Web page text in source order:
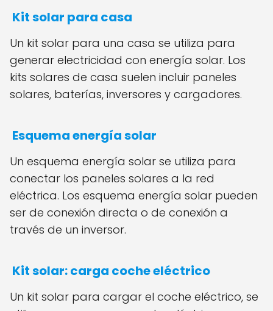
Kit solar para casa
Un kit solar para una casa se utiliza para
generar electricidad con energía solar. Los
kits solares de casa suelen incluir paneles
solares, baterías, inversores y cargadores.
Esquema energía solar
Un esquema energía solar se utiliza para
conectar los paneles solares a la red
eléctrica. Los esquema energía solar pueden
ser de conexión directa o de conexión a
través de un inversor.
Kit solar: carga coche eléctrico
Un kit solar para cargar el coche eléctrico, se